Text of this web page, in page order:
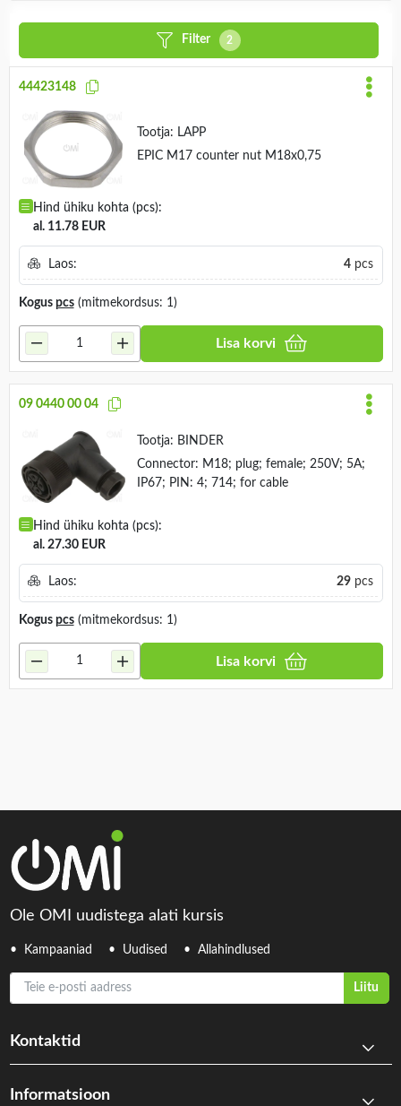
Filter 2
44423148
Tootja: LAPP
EPIC M17 counter nut M18x0,75
Hind ühiku kohta (pcs):
al. 11.78 EUR
Laos: 4pcs
Kogus pcs(mitmekordsus: 1)
Lisa korvi
09 0440 00 04
Tootja: BINDER
Connector: M18; plug; female; 250V; 5A;
IP67; PIN: 4; 714; for cable
Hind ühiku kohta (pcs):
al. 27.30 EUR
Laos: 29pcs
Kogus pcs(mitmekordsus: 1)
Lisa korvi
Ole OMI uudistega alati kursis
Kampaaniad Uudised Allahindlused
Teie e-posti aadress
Liitu
Kontaktid
Informatsioon